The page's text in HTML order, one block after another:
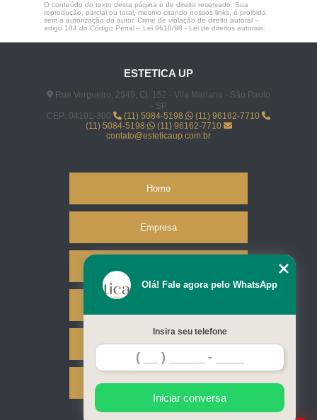
O conteúdo do texto desta página é de direito reservado. Sua
reprodução, parcial ou total, mesmo citando nossos links, é proibida
sem a autorização do autor. Crime de violação de direito autoral –
artigo 184 do Código Penal – Lei 9610/98 - Lei de direitos autorais.
ESTETICA UP
Rua Vergueiro, 2949, Cj. 152 - Vila Mariana - São Paulo
- SP
CEP: 04101-300
(11) 5084-5198
(11) 96162-7710
(11) 5084-5198
(11) 96162-7710
contato@esteticaup.com.br
Home
Empresa
Contato
Mapa do site
Olá! Fale agora pelo WhatsApp
Insira seu telefone
Iniciar conversa